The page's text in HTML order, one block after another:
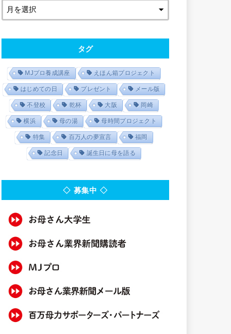
タグ
MJプロ養成講座 えほん箱プロジェクト
はじめての日 プレゼント メール版
不登校 乾杯 大阪 岡崎
横浜 母の湯 母時間プロジェクト
特集 百万人の夢宣言 福岡
記念日 誕生日に母を語る
◇ 募集中 ◇